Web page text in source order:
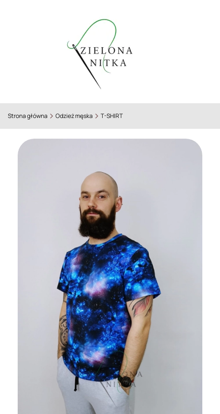
Strona główna Odzież męska T-SHIRT